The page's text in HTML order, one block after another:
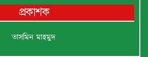
প্রকাশক
তাসমিন মাহমুদ